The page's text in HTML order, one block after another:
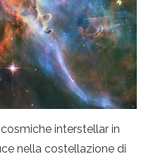
interstellar in
nella costellazione di